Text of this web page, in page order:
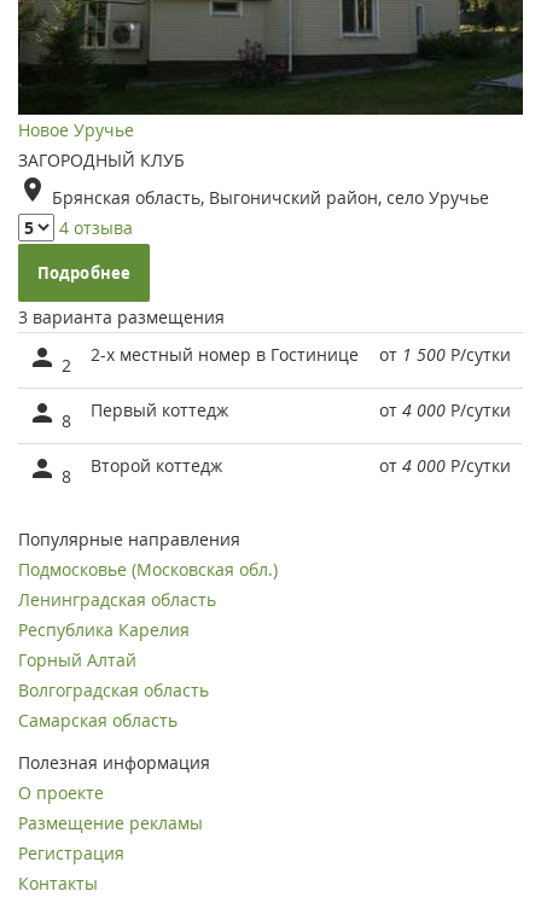
Новое Уручье
ЗАГОРОДНЫЙ КЛУБ
Брянская область, Выгоничский район, село Уручье
4 отзыва
Подробнее
3 варианта размещения
2 2-х местный номер в Гостинице от 1 500 Р/сутки
8 Первый коттедж от 4 000 Р/сутки
8 Второй коттедж от 4 000 Р/сутки
Популярные направления
Подмосковье (Московская обл.)
Ленинградская область
Республика Карелия
Горный Алтай
Волгоградская область
Самарская область
Полезная информация
О проекте
Размещение рекламы
Регистрация
Контакты